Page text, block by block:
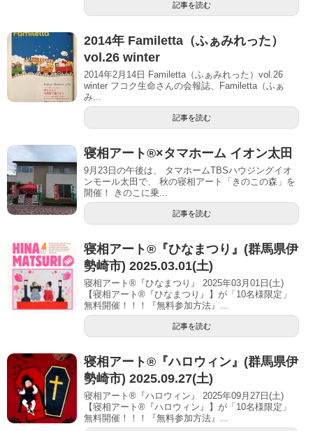
記事を読む
2014年 Familetta（ふぁみれった）
vol.26 winter
2014年2月14日 Familetta（ふぁみれった）vol.26
winter フコク生命さんの会報誌、Familetta（ふぁ
み...
記事を読む
寝相アート®︎×タマホーム イオン太田
9月23日の午後は、 タマホームTBSハウジングイオ
ンモール太田で、 秋の寝相アート「きのこの森」を
開催！ きのこに乗...
記事を読む
寝相アート®︎『ひなまつり』(群馬県伊
勢崎市) 2025.03.01(土)
寝相アート®『ひなまつり』 2025年03月01日(土)
【寝相アート®︎『ひなまつり』】が「10名様限定」
無料開催！！！『無料参加方法』...
記事を読む
寝相アート®︎『ハロウィン』(群馬県伊
勢崎市) 2025.09.27(土)
寝相アート®『ハロウィン』 2025年09月27日(土)
【寝相アート®︎『ハロウィン』】が「10名様限定」
無料開催！！！『無料参加方法』...